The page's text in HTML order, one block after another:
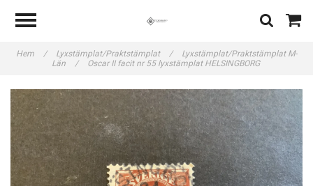
Hem / Lyxstämplat/Praktstämplat /
Lyxstämplat/Praktstämplat M-
Län
/ Oscar II facit nr 55 lyxstämplat HELSINGBORG